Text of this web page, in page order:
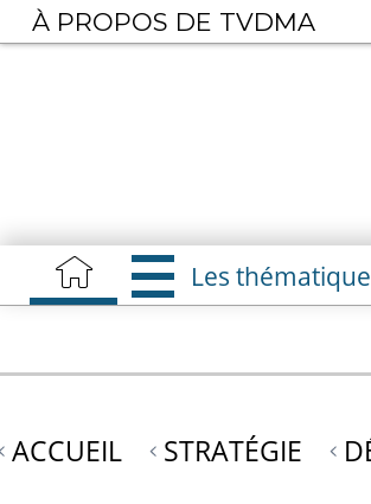
Aller
au
Les
ACCUEIL STRATÉGIE
À PROPOS DE TVDMA